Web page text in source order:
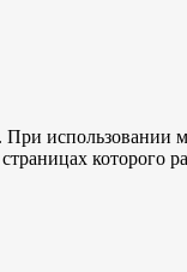
использовании
которого